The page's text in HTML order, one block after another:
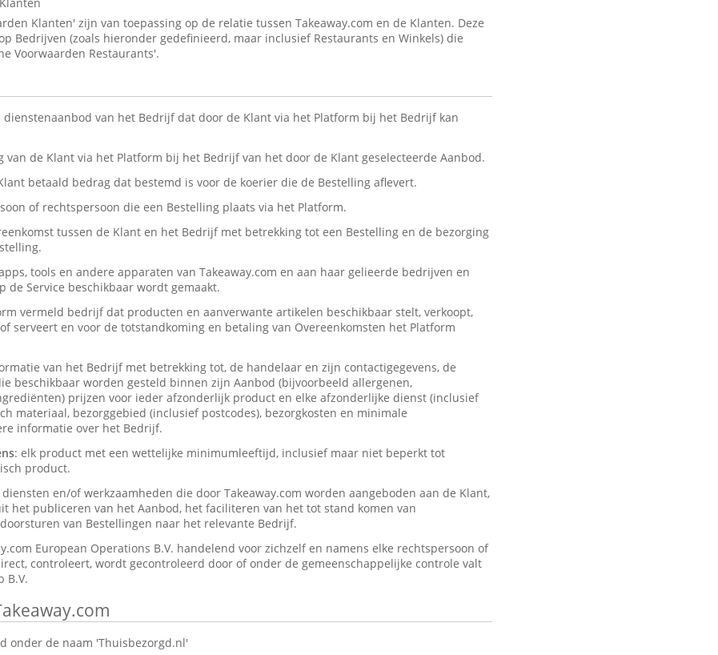
Klanten' zijn van toepassing op de relatie tussen Takeaway.com en de Klanten. Deze
Bedrijven (zoals hieronder gedefinieerd, maar inclusief Restaurants en Winkels) die
Voorwaarden Restaurants'.
van het Bedrijf dat door de Klant via het Platform bij het Bedrijf kan
van de Klant via het Platform bij het Bedrijf van het door de Klant geselecteerde Aanbod.
betaald bedrag dat bestemd is voor de koerier die de Bestelling aflevert.
of rechtspersoon die een Bestelling plaats via het Platform.
tussen de Klant en het Bedrijf met betrekking tot een Bestelling en de bezorging
tools en andere apparaten van Takeaway.com en aan haar gelieerde bedrijven en
de Service beschikbaar wordt gemaakt.
vermeld bedrijf dat producten en aanverwante artikelen beschikbaar stelt, verkoopt,
serveert en voor de totstandkoming en betaling van Overeenkomsten het Platform
van het Bedrijf met betrekking tot, de handelaar en zijn contactigegevens, de
beschikbaar worden gesteld binnen zijn Aanbod (bijvoorbeeld allergenen,
prijzen voor ieder afzonderlijk product en elke afzonderlijke dienst (inclusief
materiaal, bezorggebied (inclusief postcodes), bezorgkosten en minimale
informatie over het Bedrijf.
: elk product met een wettelijke minimumleeftijd, inclusief maar niet beperkt tot
product.
en/of werkzaamheden die door Takeaway.com worden aangeboden aan de Klant,
het publiceren van het Aanbod, het faciliteren van het tot stand komen van
van Bestellingen naar het relevante Bedrijf.
European Operations B.V. handelend voor zichzelf en namens elke rechtspersoon of
controleert, wordt gecontroleerd door of onder de gemeenschappelijke controle valt
B.V.
onder de naam 'Thuisbezorgd.nl'